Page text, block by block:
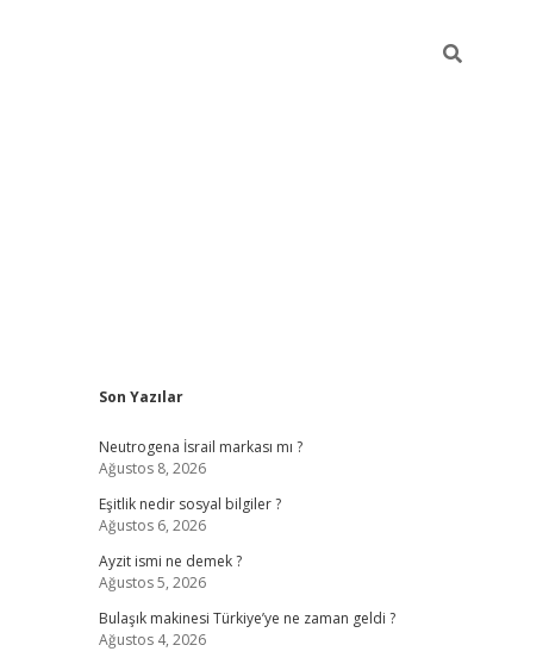
Sidebar
Son Yazılar
Neutrogena İsrail markası mı ?
Ağustos 8, 2026
Eşitlik nedir sosyal bilgiler ?
Ağustos 6, 2026
Ayzit ismi ne demek ?
Ağustos 5, 2026
Bulaşık makinesi Türkiye’ye ne zaman geldi ?
Ağustos 4, 2026